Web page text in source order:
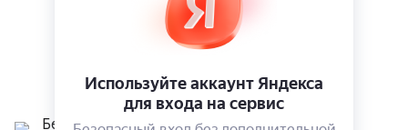
Белрусинфо